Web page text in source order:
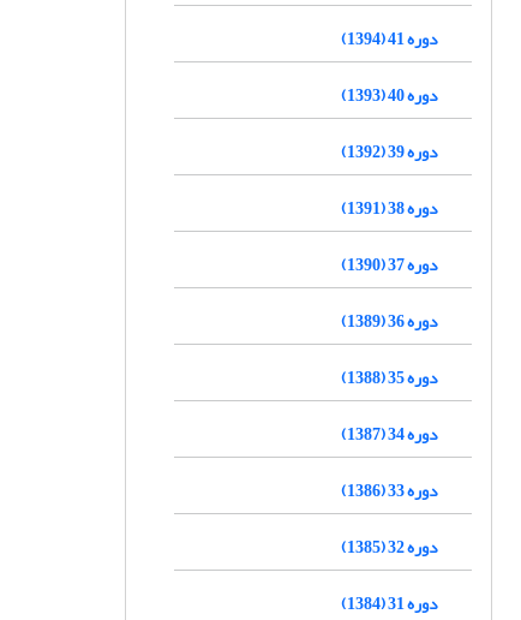
دوره 41 (1394)
دوره 40 (1393)
دوره 39 (1392)
دوره 38 (1391)
دوره 37 (1390)
دوره 36 (1389)
دوره 35 (1388)
دوره 34 (1387)
دوره 33 (1386)
دوره 32 (1385)
دوره 31 (1384)